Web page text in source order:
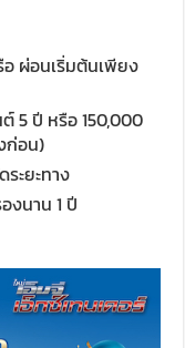
ผ่อนเริ่มต้นเพียง
5 ปี หรือ 150,000
ก่อน)
ะยะทาง
งนาน 1 ปี